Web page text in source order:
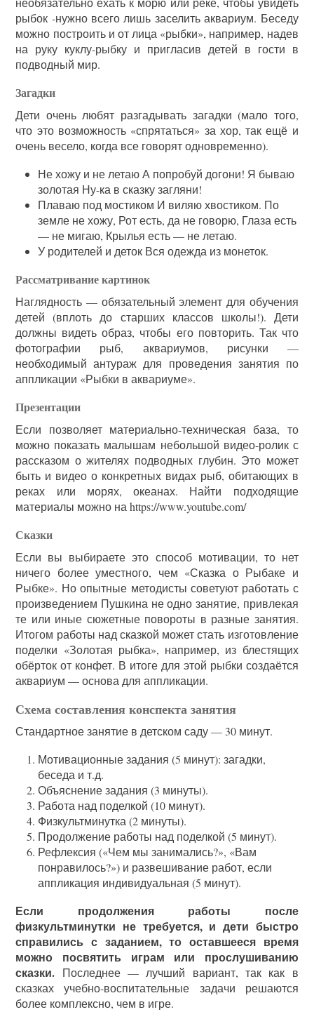
рыбок -нужно всего лишь заселить аквариум. Беседу
можно построить и от лица «рыбки», например, надев
на руку куклу-рыбку и пригласив детей в гости в
подводный мир.
Загадки
Дети очень любят разгадывать загадки (мало того,
что это возможность «спрятаться» за хор, так ещё и
очень весело, когда все говорят одновременно).
Не хожу и не летаю А попробуй догони! Я бываю
золотая Ну-ка в сказку загляни!
Плаваю под мостиком И виляю хвостиком. По
земле не хожу, Рот есть, да не говорю, Глаза есть
— не мигаю, Крылья есть — не летаю.
У родителей и деток Вся одежда из монеток.
Рассматривание картинок
Наглядность — обязательный элемент для обучения
детей (вплоть до старших классов школы!). Дети
должны видеть образ, чтобы его повторить. Так что
фотографии рыб, аквариумов, рисунки —
необходимый антураж для проведения занятия по
аппликации «Рыбки в аквариуме».
Презентации
Если позволяет материально-техническая база, то
можно показать малышам небольшой видео-ролик с
рассказом о жителях подводных глубин. Это может
быть и видео о конкретных видах рыб, обитающих в
реках или морях, океанах. Найти подходящие
материалы можно на https://www.youtube.com/
Сказки
Если вы выбираете это способ мотивации, то нет
ничего более уместного, чем «Сказка о Рыбаке и
Рыбке». Но опытные методисты советуют работать с
произведением Пушкина не одно занятие, привлекая
те или иные сюжетные повороты в разные занятия.
Итогом работы над сказкой может стать изготовление
поделки «Золотая рыбка», например, из блестящих
обёрток от конфет. В итоге для этой рыбки создаётся
аквариум — основа для аппликации.
Схема составления конспекта занятия
Стандартное занятие в детском саду — 30 минут.
Мотивационные задания (5 минут): загадки,
беседа и т.д.
Объяснение задания (3 минуты).
Работа над поделкой (10 минут).
Физкультминутка (2 минуты).
Продолжение работы над поделкой (5 минут).
Рефлексия («Чем мы занимались?», «Вам
понравилось?») и развешивание работ, если
аппликация индивидуальная (5 минут).
Если продолжения работы после
физкультминутки не требуется, и дети быстро
справились с заданием, то оставшееся время
можно посвятить играм или прослушиванию
сказки. Последнее — лучший вариант, так как в
сказках учебно-воспитательные задачи решаются
более комплексно, чем в игре.